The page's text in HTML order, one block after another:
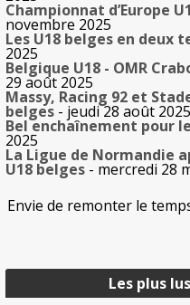
Les plus
Championnat d’Europe
novembre 2025
Les U18 belges en deux
2025
Belgique U18 - OMR
29 août 2025
Massy, Racing 92 et
belges - jeudi 28 août 2025
Bel enchaînement pour
2025
La Ligue de Normandie
U18 belges - mercredi 28
Envie de remonter le